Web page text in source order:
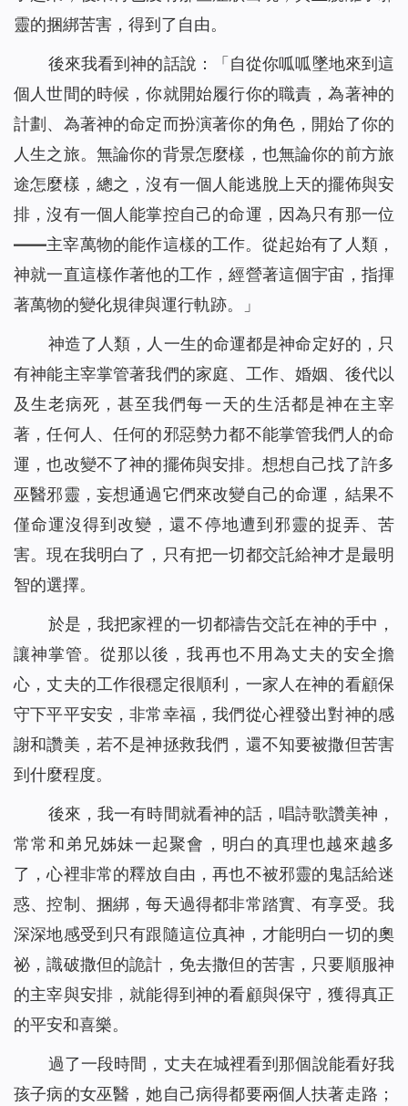
靈的捆綁苦害，得到了自由。
後來我看到神的話說：「自從你呱呱墜地來到這
個人世間的時候，你就開始履行你的職責，為著神的
計劃、為著神的命定而扮演著你的角色，開始了你的
人生之旅。無論你的背景怎麼樣，也無論你的前方旅
途怎麼樣，總之，沒有一個人能逃脫上天的擺佈與安
排，沒有一個人能掌控自己的命運，因為只有那一位
——主宰萬物的能作這樣的工作。從起始有了人類，
神就一直這樣作著他的工作，經營著這個宇宙，指揮
著萬物的變化規律與運行軌跡。
」
神造了人類，人一生的命運都是神命定好的，只
有神能主宰掌管著我們的家庭、工作、婚姻、後代以
及生老病死，甚至我們每一天的生活都是神在主宰
著，任何人、任何的邪惡勢力都不能掌管我們人的命
運，也改變不了神的擺佈與安排。想想自己找了許多
巫醫邪靈，妄想通過它們來改變自己的命運，結果不
僅命運沒得到改變，還不停地遭到邪靈的捉弄、苦
害。現在我明白了，只有把一切都交託給神才是最明
智的選擇。
於是，我把家裡的一切都禱告交託在神的手中，
讓神掌管。從那以後，我再也不用為丈夫的安全擔
心，丈夫的工作很穩定很順利，一家人在神的看顧保
守下平平安安，非常幸福，我們從心裡發出對神的感
謝和讚美，若不是神拯救我們，還不知要被撒但苦害
到什麼程度。
後來，我一有時間就看神的話，唱詩歌讚美神，
常常和弟兄姊妹一起聚會，明白的真理也越來越多
了，心裡非常的釋放自由，再也不被邪靈的鬼話給迷
惑、控制、捆綁，每天過得都非常踏實、有享受。我
深深地感受到只有跟隨這位真神，才能明白一切的奧
祕，識破撒但的詭計，免去撒但的苦害，只要順服神
的主宰與安排，就能得到神的看顧與保守，獲得真正
的平安和喜樂。
過了一段時間，丈夫在城裡看到那個說能看好我
孩子病的女巫醫，她自己病得都要兩個人扶著走路；